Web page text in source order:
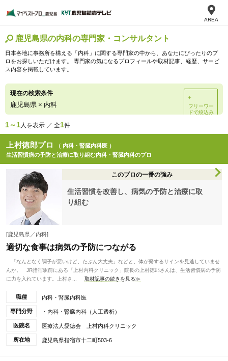
AREA
鹿児島県の内科の専門家・コンサルタント
日本各地に事務所を構える「内科」に関する専門家の中から、あなたにぴったりのプ
ロをお探しいただけます。 専門家の気になるプロフィールや取材記事、経歴、サービ
ス内容を掲載しています。
現在の検索条件
鹿児島県 × 内科
＋
フリーワー
ドで絞込み
1～1人を表示 ／ 全1件
上村徳郎プロ
（ 内科・腎臓内科医 ）
生活習慣病の予防と治療に取り組む内科・腎臓内科のプロ
このプロの一番の強み
生活習慣を改善し、病気の予防と治療に取
り組む
[鹿児島県／内科]
適切な食事は病気の予防につながる
「なんとなく調子が悪いけど、たぶん大丈夫」などと、体が発するサインを見逃していませ
んか。 JR指宿駅前にある「上村内科クリニック」院長の上村徳郎さんは、生活習慣病の予防
に力を入れています。上村さ...
取材記事の続きを見る≫
職種 内科・腎臓内科医
専門分野 ・内科・腎臓内科（人工透析）
医院名 医療法人愛徳会 上村内科クリニック
所在地 鹿児島県指宿市十二町503-6